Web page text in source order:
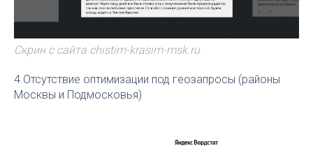
Скрин с сайта chistim-krasim-msk.ru
4.Отсутствие оптимизации под геозапросы (районы
Москвы и Подмосковья)